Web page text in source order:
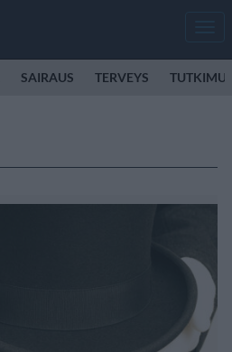
SAIRAUS TERVEYS